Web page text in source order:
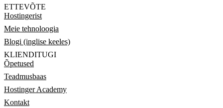
ETTEVÕTE
Hostingerist
Meie tehnoloogia
Blogi (inglise keeles)
KLIENDITUGI
Õpetused
Teadmusbaas
Hostinger Academy
Kontakt